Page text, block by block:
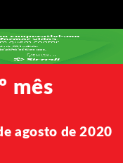
mês
agosto de 2020